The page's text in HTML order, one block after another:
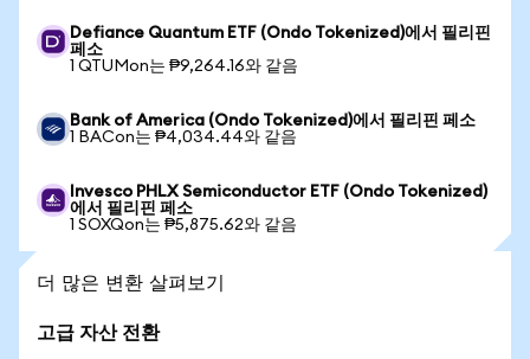
Defiance Quantum ETF (Ondo Tokenized)에서 필리핀
페소
1 QTUMon는 ₱9,264.16와 같음
Bank of America (Ondo Tokenized)에서 필리핀 페소
1 BACon는 ₱4,034.44와 같음
Invesco PHLX Semiconductor ETF (Ondo Tokenized)
에서 필리핀 페소
1 SOXQon는 ₱5,875.62와 같음
더 많은 변환 살펴보기
고급 자산 전환